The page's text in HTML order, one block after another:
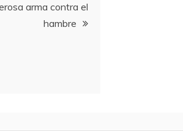
arma contra el
hambre